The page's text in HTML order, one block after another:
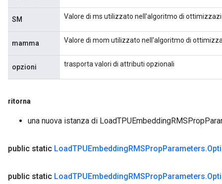
SM Valore di ms utilizzato nell'algoritmo di
mamma Valore di mom utilizzato nell'algoritmo di
opzioni trasporta valori di attributi opzionali
ritorna
una nuova istanza di
public static LoadTPUEmbeddingRMSPropParameters.
public static LoadTPUEmbeddingRMSPropParameters.